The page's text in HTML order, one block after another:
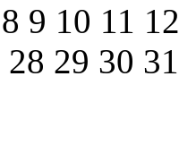
8 9 10 11
28 29 30